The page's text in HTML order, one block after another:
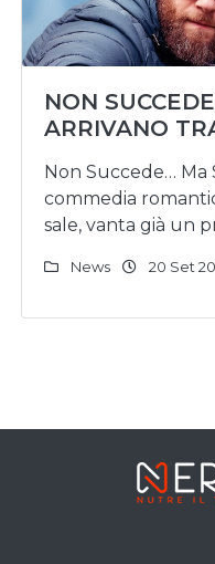
NON
ARRIVANO
Non Succede… Ma
commedia
sale, vanta già un
News 20 Set